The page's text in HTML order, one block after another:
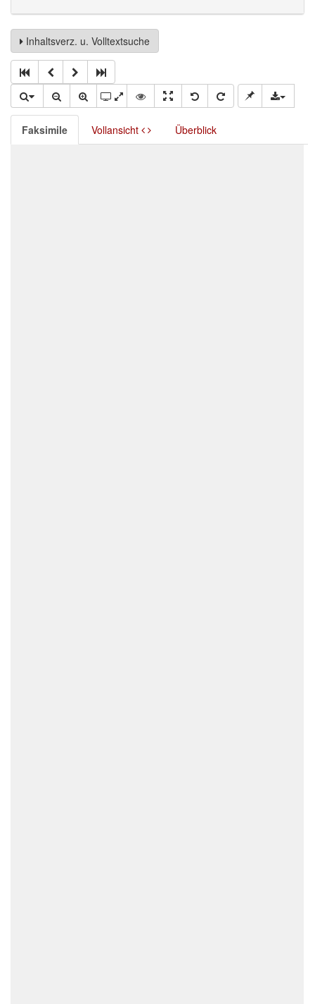
Inhaltsverz. u. Volltextsuche
Faksimile Vollansicht Überblick